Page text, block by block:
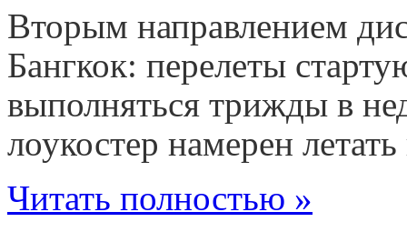
Вторым направлением
Бангкок: перелеты
выполняться трижды в
лоукостер намерен
Читать полностью »